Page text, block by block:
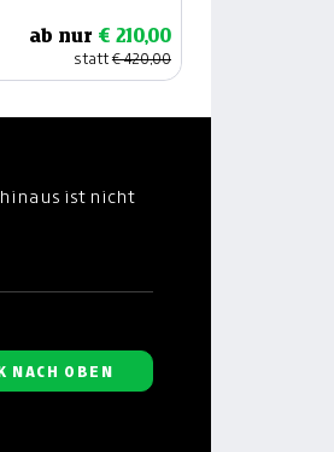
ab nur € 210,00
statt€ 420,00
hinaus ist nicht
NACH OBEN